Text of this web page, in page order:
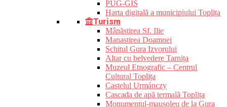
PUG-GIS
Harta digitală a municipiului Toplița
Turism
Mânăstirea Sf. Ilie
Manastirea Doamnei
Schitul Gura Izvorului
Altar cu belvedere Tarnița
Muzeul Etnografic – Centrul
Cultural Toplița
Castelul Urmánczy
Cascada de apă termală Toplița
Monumentul-mausoleu de la Gura